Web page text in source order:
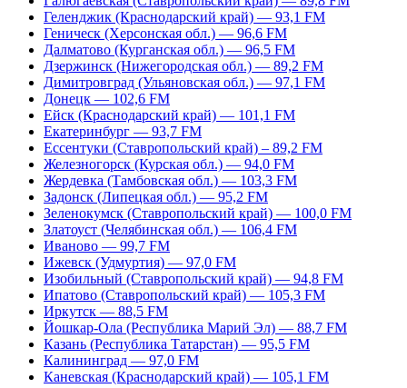
Геленджик (Краснодарский край) — 93,1 FM
Геническ (Херсонская обл.) — 96,6 FM
Далматово (Курганская обл.) — 96,5 FM
Дзержинск (Нижегородская обл.) — 89,2 FM
Димитровград (Ульяновская обл.) — 97,1 FM
Донецк — 102,6 FM
Ейск (Краснодарский край) — 101,1 FM
Екатеринбург — 93,7 FM
Ессентуки (Ставропольский край) – 89,2 FM
Железногорск (Курская обл.) — 94,0 FM
Жердевка (Тамбовская обл.) — 103,3 FM
Задонск (Липецкая обл.) — 95,2 FM
Зеленокумск (Ставропольский край) — 100,0 FM
Златоуст (Челябинская обл.) — 106,4 FM
Иваново — 99,7 FM
Ижевск (Удмуртия) — 97,0 FM
Изобильный (Ставропольский край) — 94,8 FM
Ипатово (Ставропольский край) — 105,3 FM
Иркутск — 88,5 FM
Йошкар-Ола (Республика Марий Эл) — 88,7 FM
Казань (Республика Татарстан) — 95,5 FM
Калининград — 97,0 FM
Каневская (Краснодарский край) — 105,1 FM